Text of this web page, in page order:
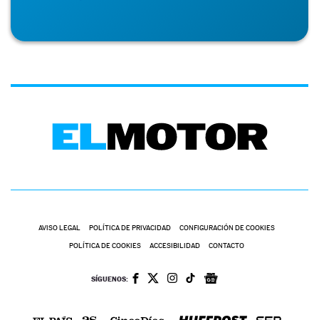
AVISO LEGAL POLÍTICA DE PRIVACIDAD CONFIGURACIÓN DE COOKIES
POLÍTICA DE COOKIES ACCESIBILIDAD CONTACTO
SÍGUENOS: